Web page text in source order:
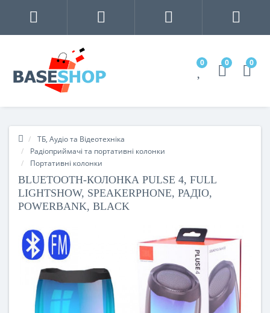
0 0 0
ТБ, Аудіо та Відеотехніка
Радіоприймачі та портативні колонки
Портативні колонки
BLUETOOTH-КОЛОНКА PULSE 4, FULL
LIGHTSHOW, SPEAKERPHONE, РАДІО,
POWERBANK, BLACK